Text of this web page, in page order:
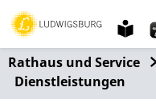
Rathaus und Service
Dienstleistungen